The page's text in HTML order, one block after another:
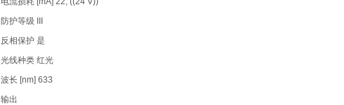
防护等级 III
反相保护 是
光线种类 红光
波长 [nm] 633
输出